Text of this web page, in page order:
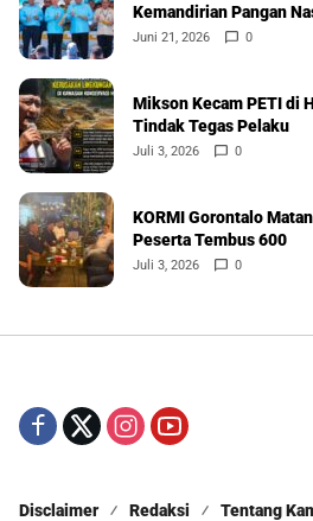
Kemandirian Pangan
Juni 21, 2026 0
Mikson Kecam PETI di
Tindak Tegas Pelaku
Juli 3, 2026 0
KORMI Gorontalo
Peserta Tembus 600
Juli 3, 2026 0
Disclaimer Redaksi Tentang